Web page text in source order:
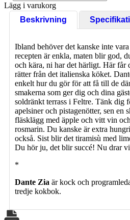
Lägg i varukorg
Beskrivning
Ibland behöver det kanske inte
recepten är enkla, maten blir god,
och kära, ni har det härligt. Här får
rätter från det italienska köket.
enkelt hur du gör för att få till de
smakerna som ger dig och dina
soldränkt terrass i Feltre. Tänk dig
apelsiner och pistagenötter, sen en
fläsklägg med äpple och vitt vin
rosmarin. Du kanske är extra
också. Sist blir det tiramisù med
Du hör ju, det blir succé! Nu drar
*
Dante Zia är kock och
tredje kokbok.